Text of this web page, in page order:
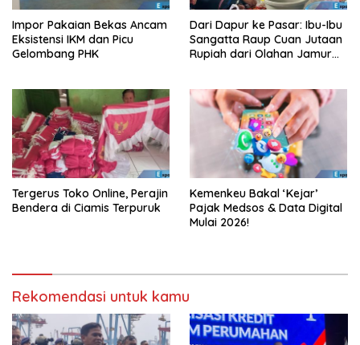
Impor Pakaian Bekas Ancam
Eksistensi IKM dan Picu
Gelombang PHK
Dari Dapur ke Pasar: Ibu-Ibu
Sangatta Raup Cuan Jutaan
Rupiah dari Olahan Jamur
Tergerus Toko Online, Perajin
Bendera di Ciamis Terpuruk
Kemenkeu Bakal ‘Kejar’
Pajak Medsos & Data Digital
Mulai 2026!
Rekomendasi untuk kamu